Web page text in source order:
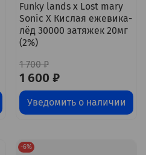
Funky lands x Lost mary
Sonic X Кислая ежевика-
лёд 30000 затяжек 20мг
(2%)
1 700 ₽
1 600 ₽
Уведомить о наличии
-6%